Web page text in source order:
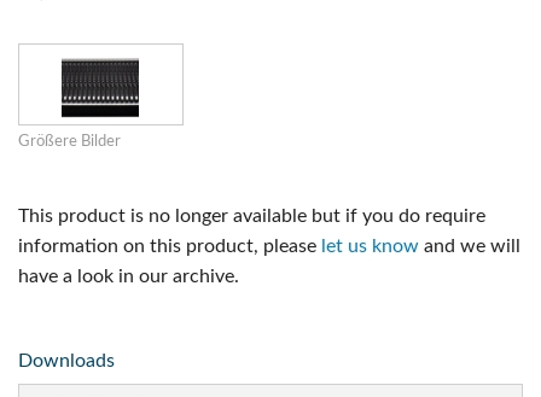
Größere Bilder
This product is no longer available but if you do require
information on this product, please let us know and we will
have a look in our archive.
Downloads